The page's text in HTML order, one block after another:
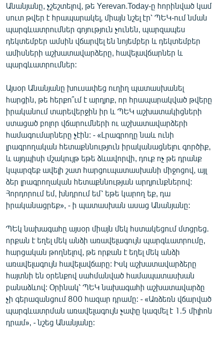
Անանյանը, չշեշտելով, թե Yerevan.Today-ը հորինված կամ
սուտ թվեր է հրապարակել, միայն նշել էր՝ ՊԵԿ-ում նման
պարգևատրումներ գոյություն չունեն, պարզապես
դեկտեմբեր ամսին վճարվել են նոյեմբեր և դեկտեմբեր
ամիսների աշխատավարձերը, հավելավճարներ և
պարգևատրումներ:
Այսօր Անանյանը խուսափեց ուղիղ պատասխանել
հարցին, թե հերքո՞ւմ է արդյոք, որ հրապարակված թվերը
իրականում տարեվերջին իր և ՊԵԿ աշխատակիցների
ստացած բոլոր վճարումների ու աշխատավարձերի
համագումարները չէին: - «Լրագրողը նաև ունի
լրագրողական հետաքննություն իրականացնելու գործիք,
և այդպիսի մշակույթ եթե ձևավորվի, դուք ոչ թե դրանք
կպարզեք ավելի շատ հարցուպատասխանի միջոցով, այլ
ձեր լրագրողական հետաքննության արդյունքներով:
Հորդորում եմ, խնդրում եմ՝ եթե կարող եք, դա
իրականացրեք», - ի պատասխան ասաց Անանյանը:
ՊԵկ նախագահը այսօր միայն մեկ հստակեցում մտցրեց.
որքան է եղել մեկ անձի առավելագույն պարգևատրումը,
հարցական թողնելով, թե որքան է եղել մեկ անձի
առավելագույն հավելավճարը: Իսկ աշխատավարձերը
հայտնի են օրենքով սահմանված համապատասխան
բանաձևով: Օրինակ՝ ՊԵԿ նախագահի աշխատավարձը
չի գերազանցում 800 հազար դրամը: - «Առձեռն վճարված
պարգևատրման առավելագույն չափը կազմել է 1.5 միլիոն
դրամ», - նշեց Անանյանը: